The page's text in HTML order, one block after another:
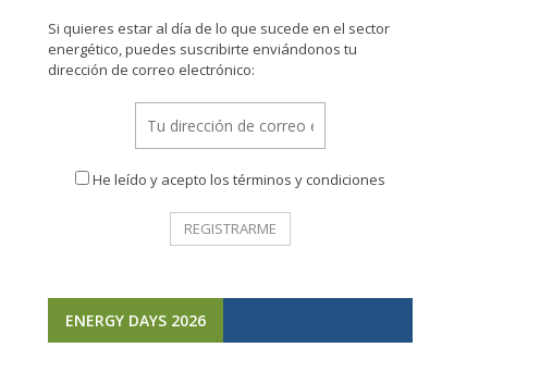
Si quieres estar al día de lo que sucede en el sector
energético, puedes suscribirte enviándonos tu
dirección de correo electrónico:
He leído y acepto los términos y condiciones
ENERGY DAYS 2026